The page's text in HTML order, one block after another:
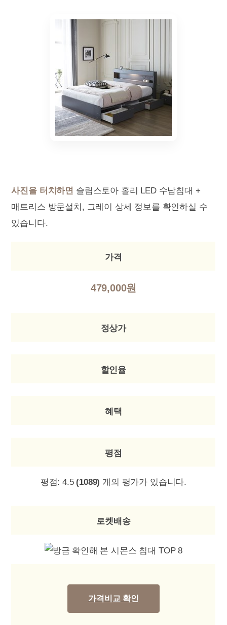
사진을 터치하면 슬립스토아 홀리 LED 수납침대 +
매트리스 방문설치, 그레이 상세 정보를 확인하실 수
있습니다.
가격
479,000원
정상가
할인율
혜택
평점
평점: 4.5 (1089) 개의 평가가 있습니다.
로켓배송
가격비교 확인